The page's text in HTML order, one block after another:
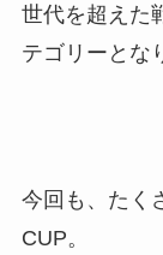
世代を超えた
テゴリーとな
今回も、たく
CUP。